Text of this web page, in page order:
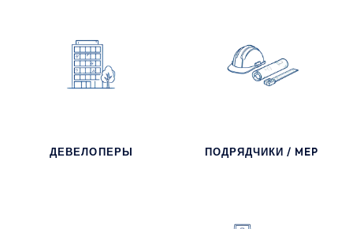
ДЕВЕЛОПЕРЫ ПОДРЯДЧИКИ / MEP